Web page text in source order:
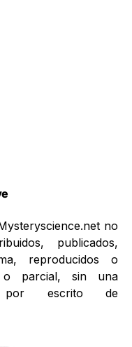
no
publicados,
reproducidos o
o parcial, sin una
por escrito de